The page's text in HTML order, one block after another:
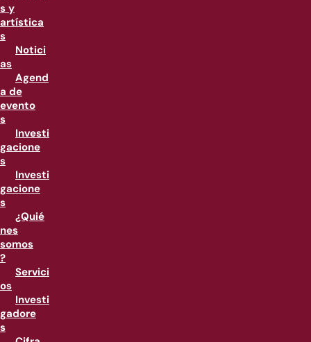
s y
artística
s
Notici
as
Agend
a de
evento
s
Investi
gacione
s
Investi
gacione
s
¿Quié
nes
somos
?
Servici
os
Investi
gadore
s